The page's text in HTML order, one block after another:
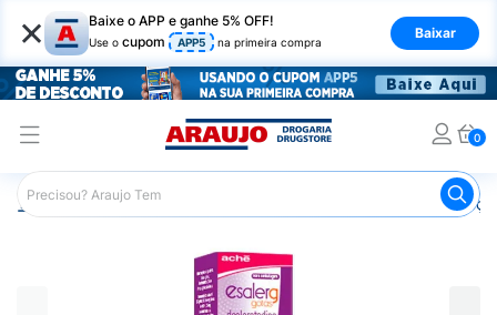
× Baixe o APP e ganhe 5% OFF!
Use o cupom APP5 na primeira compra
Baixar
0
Araujo Medicamentos Remédios para Alergias e